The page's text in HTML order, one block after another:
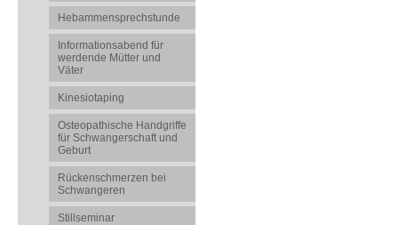
Hebammensprechstunde
Informationsabend für
werdende Mütter und
Väter
Kinesiotaping
Osteopathische Handgriffe
für Schwangerschaft und
Geburt
Rückenschmerzen bei
Schwangeren
Stillseminar